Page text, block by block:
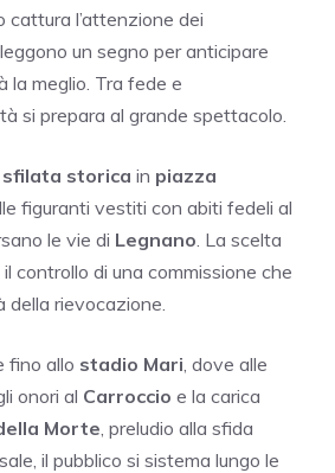
cattura l’attenzione dei
un segno per anticipare
la meglio. Tra fede e
si prepara al grande spettacolo.
sfilata storica in piazza
figuranti vestiti con abiti fedeli al
le vie di Legnano . La scelta
controllo di una commissione che
della rievocazione.
fino allo stadio Mari , dove alle
onori al Carroccio e la carica
Morte , preludio alla sfida
il pubblico si sistema lungo le